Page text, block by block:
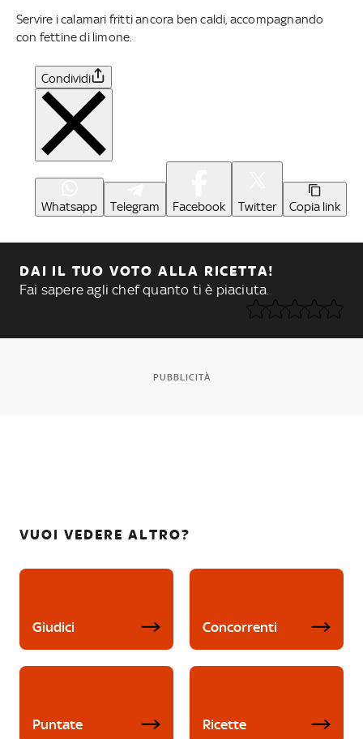
Servire i calamari fritti ancora ben caldi, accompagnando
con fettine di limone.
Condividi
Whatsapp Telegram Facebook Twitter Copia link
DAI IL TUO VOTO ALLA RICETTA!
Fai sapere agli chef quanto ti è piaciuta.
PUBBLICITÀ
VUOI VEDERE ALTRO?
Giudici Concorrenti
Puntate Ricette